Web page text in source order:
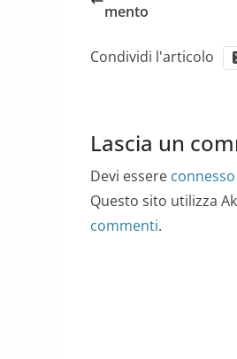
mento
Condividi l'articolo
Lascia un
Devi essere connesso
Questo sito utilizza
commenti.